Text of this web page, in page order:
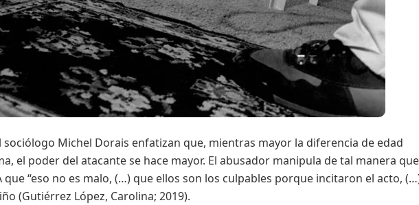
Michel Dorais enfatizan que, mientras mayor la diferencia de edad
el poder del atacante se hace mayor. El abusador manipula de tal manera que
que “eso no es malo, (…) que ellos son los culpables porque incitaron el acto,
(Gutiérrez López, Carolina; 2019).